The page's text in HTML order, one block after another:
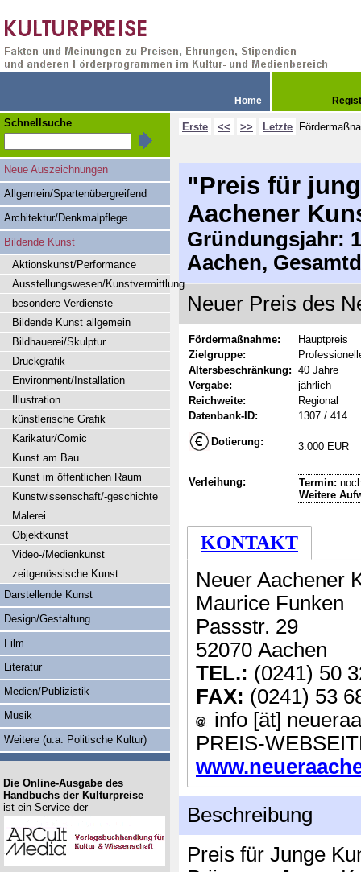
Home
Erste << >> Letzte
"Preis für
Aachener
Gründungsjahr:
Aachen,
Neuer Preis des
Fördermaßnahme:
Hauptpreis
Zielgruppe:
Altersbeschränkung: 40 Jahre
Vergabe:
jährlich
Reichweite:
Regional
Datenbank-ID:
1307 / 414
Dotierung: 3.000 EUR
Verleihung: Termin:
Weitere
KONTAKT
Neuer Aachener
Maurice Funken
Passstr. 29
52070 Aachen
TEL.: (0241) 50
FAX: (0241) 53
info [ät]
PREIS-
Beschreibung
Preis für Junge
Schnellsuche
Neue Auszeichnungen
Allgemein/Spartenübergreifend
Architektur/Denkmalpflege
Bildende Kunst
Aktionskunst/Performance
Ausstellungswesen/Kunstvermittlung
besondere Verdienste
Bildende Kunst allgemein
Bildhauerei/Skulptur
Druckgrafik
Environment/Installation
Illustration
künstlerische Grafik
Karikatur/Comic
Kunst am Bau
Kunst im öffentlichen Raum
Kunstwissenschaft/-geschichte
Malerei
Objektkunst
Video-/Medienkunst
zeitgenössische Kunst
Darstellende Kunst
Design/Gestaltung
Film
Literatur
Medien/Publizistik
Musik
Weitere (u.a. Politische Kultur)
Die Online-Ausgabe des
Handbuchs der Kulturpreise
ist ein Service der